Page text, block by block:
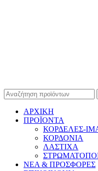
ΑΡΧΙΚΗ
ΠΡΟΪΟΝΤΑ
ΚΟΡΔΕΛΕΣ-
ΚΟΡΔΟΝΙΑ
ΛΑΣΤΙΧΑ
ΝΕΑ & ΠΡΟΣΦΟΡΕΣ